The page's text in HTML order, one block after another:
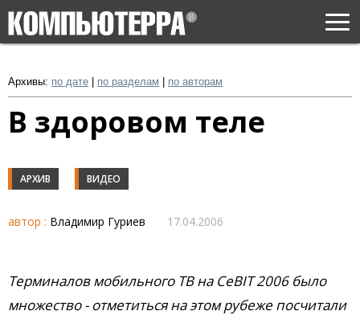
Архивы: по дате по разделам по авторам
В здоровом теле
АРХИВ ВИДЕО
автор : Владимир Гуриев 17.04.2006
Терминалов мобильного ТВ на CeBIT 2006 было
множество - отметиться на этом рубеже посчитали